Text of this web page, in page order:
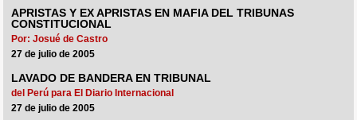
APRISTAS Y EX APRISTAS EN MAFIA DEL TRIBUNAS
CONSTITUCIONAL
Por: Josué de Castro
27 de julio de 2005
LAVADO DE BANDERA EN TRIBUNAL
del Perú para El Diario Internacional
27 de julio de 2005